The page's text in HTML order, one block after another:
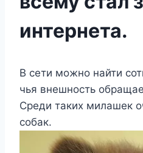
интернета.
В сети можно найти
чья внешность
Среди таких милашек
собак.